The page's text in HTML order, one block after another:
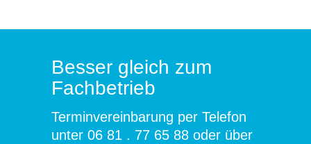
Besser gleich zum
Fachbetrieb
Terminvereinbarung per Telefon
unter 06 81 . 77 65 88 oder über